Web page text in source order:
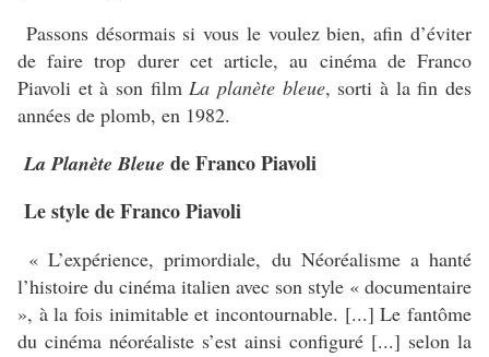
Passons désormais si vous le voulez bien, afin d’éviter
de faire trop durer cet article, au cinéma de Franco
Piavoli et à son filmLa planète bleue, sorti à la fin des
années de plomb, en 1982.
La Planète Bleue de Franco Piavoli
Le style de Franco Piavoli
« L’expérience, primordiale, du Néoréalisme a hanté
l’histoire du cinéma italien avec son style « documentaire
», à la fois inimitable et incontournable. [...] Le fantôme
du cinéma néoréaliste s’est ainsi configuré [...] selon la